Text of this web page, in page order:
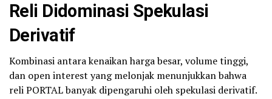
Reli Didominasi Spekulasi
Derivatif
Kombinasi antara kenaikan harga besar, volume tinggi,
dan open interest yang melonjak menunjukkan bahwa
reli PORTAL banyak dipengaruhi oleh spekulasi derivatif.